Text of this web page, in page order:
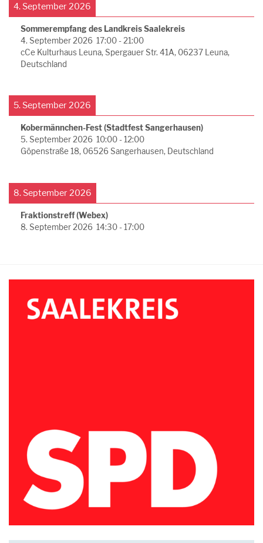
4. September 2026
Sommerempfang des Landkreis Saalekreis
4. September 2026 17:00- 21:00
cCe Kulturhaus Leuna, Spergauer Str. 41A, 06237 Leuna,
Deutschland
5. September 2026
Kobermännchen-Fest (Stadtfest Sangerhausen)
5. September 2026 10:00-12:00
Göpenstraße 18, 06526 Sangerhausen, Deutschland
8. September 2026
Fraktionstreff (Webex)
8. September 2026 14:30-17:00